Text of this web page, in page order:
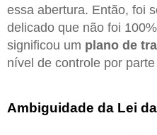
essa abertura. Então, foi
delicado que não foi
significou um plano de
nível de controle por
Ambiguidade da Lei